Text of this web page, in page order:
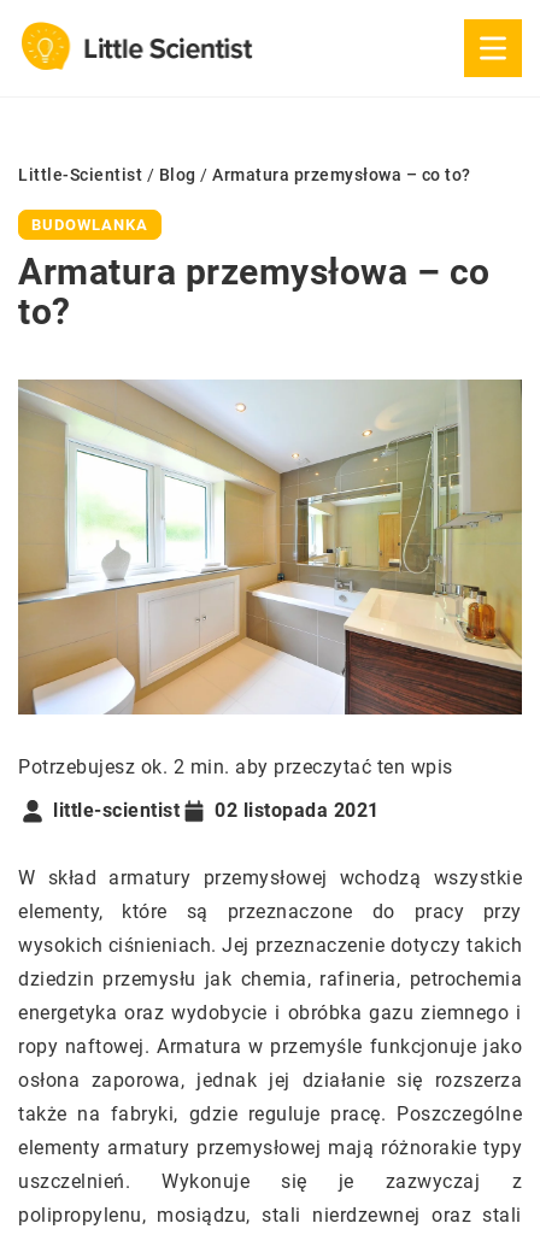
Little-Scientist / Blog / Armatura przemysłowa – co to?
BUDOWLANKA
Armatura przemysłowa – co
to?
Potrzebujesz ok. 2 min. aby przeczytać ten wpis
little-scientist
02 listopada 2021
W skład armatury przemysłowej wchodzą wszystkie
elementy, które są przeznaczone do pracy przy
wysokich ciśnieniach. Jej przeznaczenie dotyczy takich
dziedzin przemysłu jak chemia, rafineria, petrochemia
energetyka oraz wydobycie i obróbka gazu ziemnego i
ropy naftowej. Armatura w przemyśle funkcjonuje jako
osłona zaporowa, jednak jej działanie się rozszerza
także na fabryki, gdzie reguluje pracę. Poszczególne
elementy armatury przemysłowej mają różnorakie typy
uszczelnień. Wykonuje się je zazwyczaj z
polipropylenu, mosiądzu, stali nierdzewnej oraz stali